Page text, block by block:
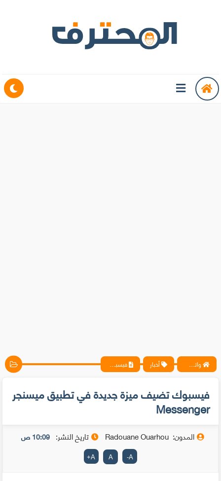
واتس آب ، فيسبوك ، أنترنت ، شروحات تقنية حصرية - المحترف أخبار فيسبوك تضيف ميزة جديدة في تطبيق ميسنجر Messenger
فيسبوك تضيف ميزة جديدة في تطبيق ميسنجر
Messenger
المدون: Radouane Ouarhou تاريخ النشر: 10:09 ص
A
-
A
A
+